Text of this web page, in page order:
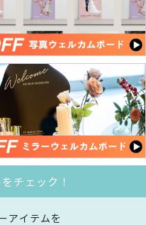
チェック！
アイテムを